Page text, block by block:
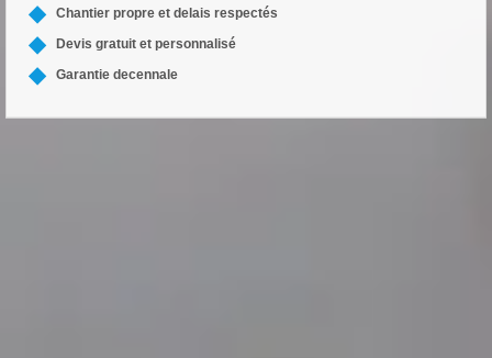
Chantier propre et delais respectés
Devis gratuit et personnalisé
Garantie decennale